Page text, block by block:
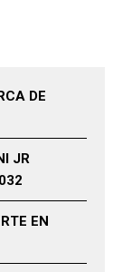
DE
JR
EN